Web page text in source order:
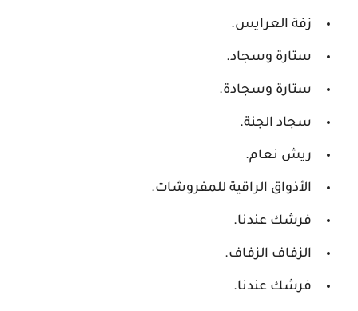
زفة العرايس.
ستارة وسجاد.
ستارة وسجادة.
سجاد الجنة.
ريش نعام.
الأذواق الراقية للمفروشات.
فرشك عندنا.
الزفاف الزفاف.
فرشك عندنا.